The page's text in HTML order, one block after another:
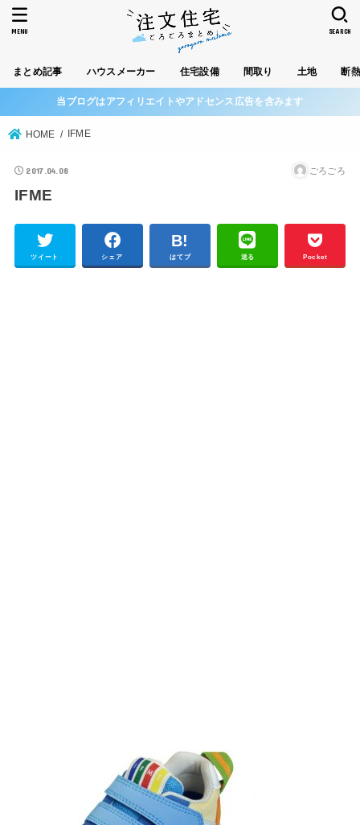
まとめ記事 ハウスメーカー 住宅設備 間取り 土地 断
SEARCH
MENU
当ブログはアフィリエイトやアドセンス広告を含みます
HOME IFME
2017.04.08 ごろごろ
IFME
ツイート シェア はてブ 送る Pocket